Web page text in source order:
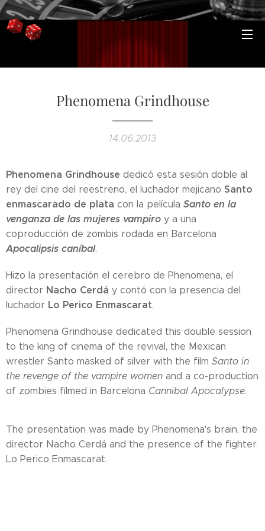
Phenomena Grindhouse
14.06.2013
Phenomena Grindhouse dedicó esta sesión doble al
rey del cine del reestreno, el luchador mejicano Santo
enmascarado de plata con la película Santo en la
venganza de las mujeres vampiro y a una
coproducción de zombis rodada en Barcelona
Apocalipsis caníbal.
Hizo la presentación el cerebro de Phenomena, el
director Nacho Cerdá y contó con la presencia del
luchador Lo Perico Enmascarat.
Phenomena Grindhouse dedicated this double session
to the king of cinema of the revival, the Mexican
wrestler Santo masked of silver with the film Santo in
the revenge of the vampire women and a co-production
of zombies filmed in Barcelona Cannibal Apocalypse.
The presentation was made by Phenomena's brain, the
director Nacho Cerdá and the presence of the fighter
Lo Perico Enmascarat.